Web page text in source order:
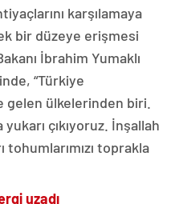
karşılamaya
bir düzeye erişmesi
İbrahim Yumaklı
“Türkiye
gelen ülkelerinden biri.
çıkıyoruz. İnşallah
tohumlarımızı toprakla
uzadı